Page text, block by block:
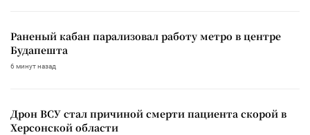
Раненый кабан парализовал работу метро в центре
Будапешта
6 минут назад
Дрон ВСУ стал причиной смерти пациента скорой в
Херсонской области